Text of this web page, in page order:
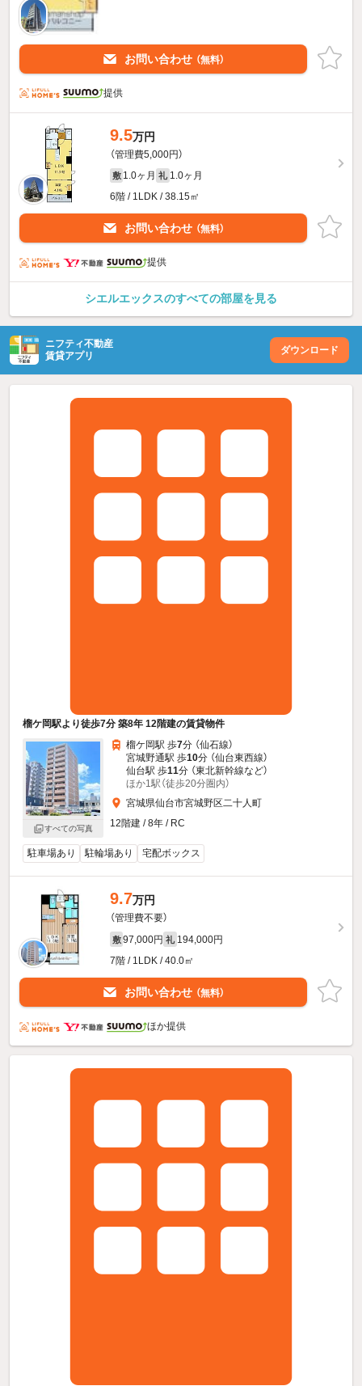
お問い合わせ （無料）
提供
9.5万円
（管理費5,000円）
敷 1.0ヶ月 礼 1.0ヶ月
6階 / 1LDK / 38.15㎡
お問い合わせ （無料）
提供
シエルエックスのすべての部屋を見る
ニフティ不動産
賃貸アプリ
ダウンロード
榴ケ岡駅より徒歩7分 築8年 12階建の賃貸物件
すべての写真
榴ケ岡駅 歩7分 （仙石線）
宮城野通駅 歩10分 （仙台東西線）
仙台駅 歩11分 （東北新幹線など）
ほか1駅（徒歩20分圏内）
宮城県仙台市宮城野区二十人町
12階建 / 8年 / RC
駐車場あり 駐輪場あり 宅配ボックス
9.7万円
（管理費不要）
敷 97,000円 礼 194,000円
7階 / 1LDK / 40.0㎡
お問い合わせ （無料）
ほか提供